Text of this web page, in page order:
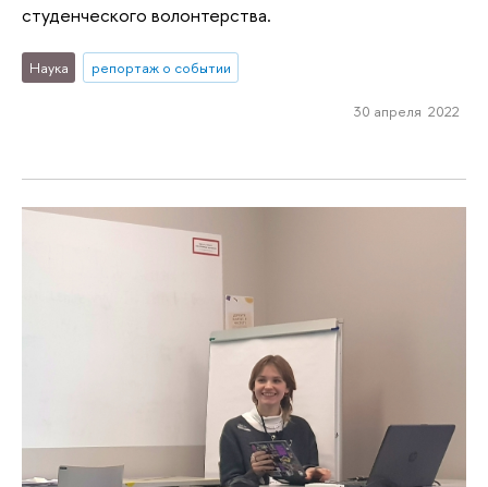
студенческого волонтерства.
Наука репортаж о событии
30 апреля 2022